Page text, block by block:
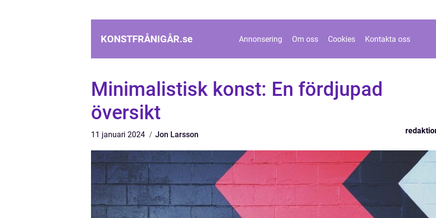
KONSTFRÅNIGÅR.se Annonsering Om oss Cookies Kontakta oss
Minimalistisk konst: En fördjupad
översikt
11 januari 2024 Jon Larsson